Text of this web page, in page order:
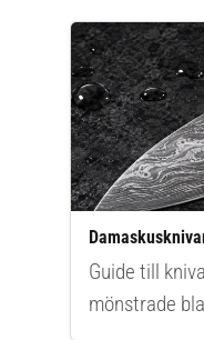
Guide till
mönstrade